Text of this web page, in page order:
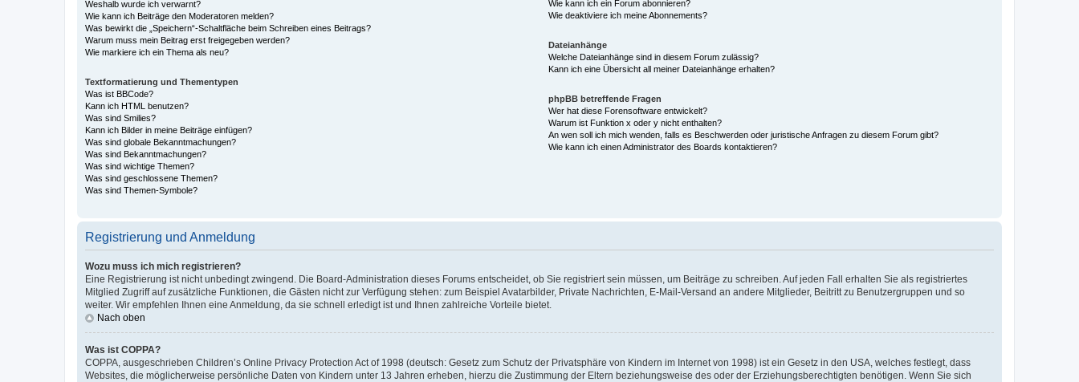
Weshalb wurde ich verwarnt?
Wie kann ich Beiträge den Moderatoren melden?
Was bewirkt die „Speichern“-Schaltfläche beim Schreiben eines Beitrags?
Warum muss mein Beitrag erst freigegeben werden?
Wie markiere ich ein Thema als neu?
Textformatierung und Thementypen
Was ist BBCode?
Kann ich HTML benutzen?
Was sind Smilies?
Kann ich Bilder in meine Beiträge einfügen?
Was sind globale Bekanntmachungen?
Was sind Bekanntmachungen?
Was sind wichtige Themen?
Was sind geschlossene Themen?
Was sind Themen-Symbole?
Wie kann ich ein Forum abonnieren?
Wie deaktiviere ich meine Abonnements?
Dateianhänge
Welche Dateianhänge sind in diesem Forum zulässig?
Kann ich eine Übersicht all meiner Dateianhänge erhalten?
phpBB betreffende Fragen
Wer hat diese Forensoftware entwickelt?
Warum ist Funktion x oder y nicht enthalten?
An wen soll ich mich wenden, falls es Beschwerden oder juristische Anfragen zu diesem Forum gibt?
Wie kann ich einen Administrator des Boards kontaktieren?
Registrierung und Anmeldung
Wozu muss ich mich registrieren?
Eine Registrierung ist nicht unbedingt zwingend. Die Board-Administration dieses Forums entscheidet, ob Sie registriert sein müssen, um Beiträge zu schreiben. Auf jeden Fall erhalten Sie als registriertes
Mitglied Zugriff auf zusätzliche Funktionen, die Gästen nicht zur Verfügung stehen: zum Beispiel Avatarbilder, Private Nachrichten, E-Mail-Versand an andere Mitglieder, Beitritt zu Benutzergruppen und so
weiter. Wir empfehlen Ihnen eine Anmeldung, da sie schnell erledigt ist und Ihnen zahlreiche Vorteile bietet.
Nach oben
Was ist COPPA?
COPPA, ausgeschrieben Children’s Online Privacy Protection Act of 1998 (deutsch: Gesetz zum Schutz der Privatsphäre von Kindern im Internet von 1998) ist ein Gesetz in den USA, welches festlegt, dass
Websites, die möglicherweise persönliche Daten von Kindern unter 13 Jahren erheben, hierzu die Zustimmung der Eltern beziehungsweise des oder der Erziehungsberechtigten benötigen. Wenn Sie sich